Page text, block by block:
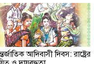
আদিবাসী দিবস: রাষ্ট্রের